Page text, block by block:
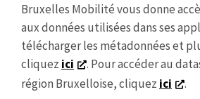
Bruxelles Mobilité vous donne
aux données utilisées dans ses
télécharger les métadonnées et
cliquez ici
. Pour accéder au
région Bruxelloise, cliquez ici .